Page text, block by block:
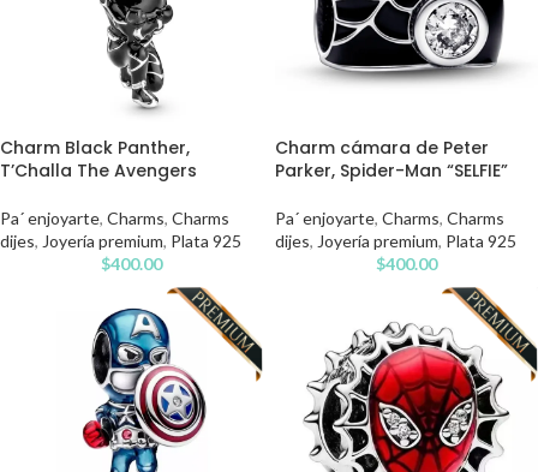
Charm Black Panther,
T’Challa The Avengers
Pa´ enjoyarte, Charms, Charms
dijes, Joyería premium, Plata 925
$400.00
Charm cámara de Peter
Parker, Spider-Man “SELFIE”
Pa´ enjoyarte, Charms, Charms
dijes, Joyería premium, Plata 925
$400.00